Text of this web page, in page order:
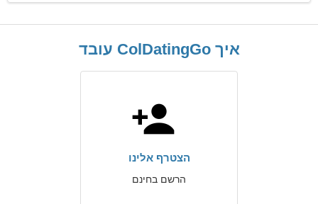
איך ColDatingGo עובד
הצטרף אלינו
הרשם בחינם